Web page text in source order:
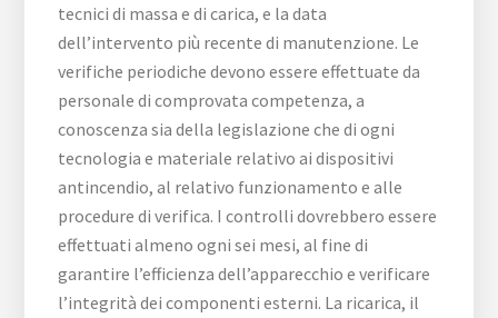
tecnici di massa e di carica, e la data
dell’intervento più recente di manutenzione. Le
verifiche periodiche devono essere effettuate da
personale di comprovata competenza, a
conoscenza sia della legislazione che di ogni
tecnologia e materiale relativo ai dispositivi
antincendio, al relativo funzionamento e alle
procedure di verifica. I controlli dovrebbero essere
effettuati almeno ogni sei mesi, al fine di
garantire l’efficienza dell’apparecchio e verificare
l’integrità dei componenti esterni. La ricarica, il